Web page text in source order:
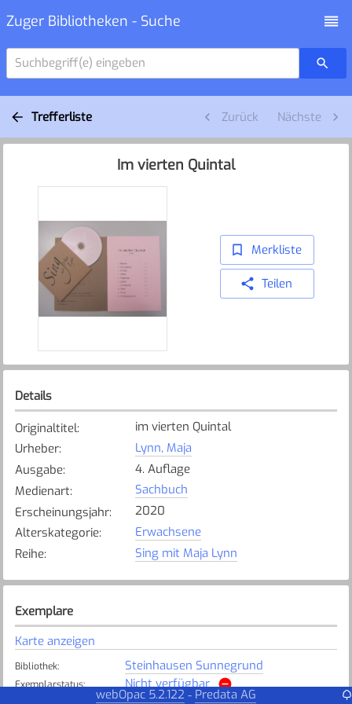
Zuger Bibliotheken - Suche
Suchbegriff(e) eingeben
Trefferliste Zurück Nächste
Im vierten Quintal
Merkliste
Teilen
Details
Originaltitel:
im vierten Quintal
Urheber:
Lynn, Maja
Ausgabe:
4. Auflage
Medienart:
Sachbuch
Erscheinungsjahr:
2020
Alterskategorie:
Erwachsene
Reihe: Sing mit Maja Lynn
Exemplare
Karte anzeigen
Bibliothek: Steinhausen Sunnegrund
Exemplarstatus: Nicht verfügbar
webOpac 5.2.122 - Predata AG